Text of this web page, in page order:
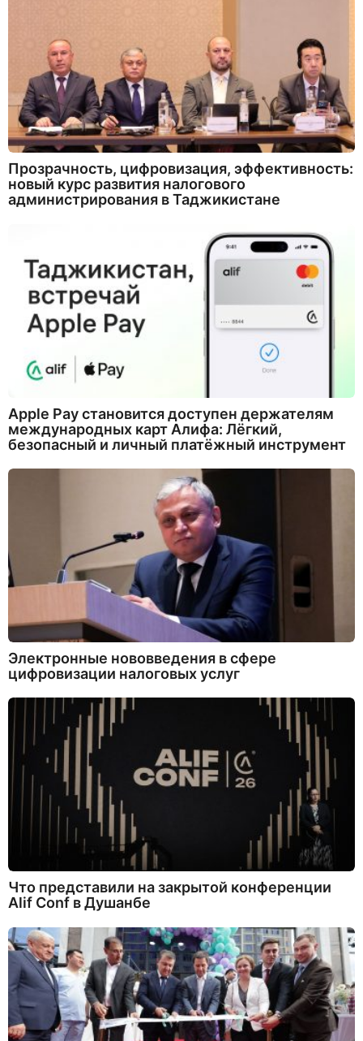
Прозрачность, цифровизация, эффективность:
новый курс развития налогового
администрирования в Таджикистане
Apple Pay становится доступен держателям
международных карт Алифа: Лёгкий,
безопасный и личный платёжный инструмент
Электронные нововведения в сфере
цифровизации налоговых услуг
Что представили на закрытой конференции
Alif Conf в Душанбе